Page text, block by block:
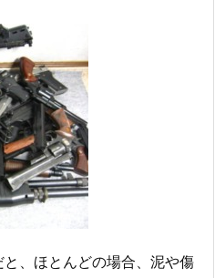
、ほとんどの場合、泥や傷